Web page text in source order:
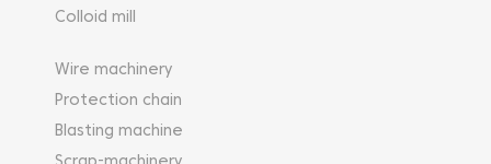
Colloid mill
Wire machinery
Protection chain
Blasting machine